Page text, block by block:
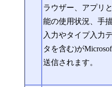
ラウザー、アプリ
能の使用状況、手
入力やタイプ入力
タを含む)が
送信されます。